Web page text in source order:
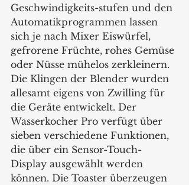
Geschwindigkeits-stufen und den
Automatikprogrammen lassen
sich je nach Mixer Eiswürfel,
gefrorene Früchte, rohes Gemüse
oder Nüsse mühelos zerkleinern.
Die Klingen der Blender wurden
allesamt eigens von Zwilling für
die Geräte entwickelt. Der
Wasserkocher Pro verfügt über
sieben verschiedene Funktionen,
die über ein Sensor-Touch-
Display ausgewählt werden
können. Die Toaster überzeugen